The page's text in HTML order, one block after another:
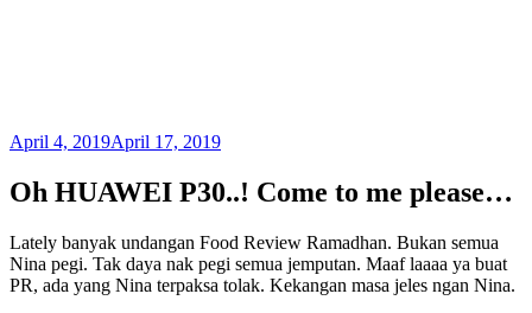
April 4, 2019April 17, 2019
Oh HUAWEI P30..! Come to me please…
Lately banyak undangan Food Review Ramadhan. Bukan semua
Nina pegi. Tak daya nak pegi semua jemputan. Maaf laaaa ya buat
PR, ada yang Nina terpaksa tolak. Kekangan masa jeles ngan Nina.